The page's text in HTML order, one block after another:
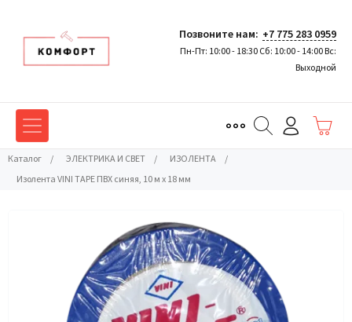
Позвоните нам: +7 775 283 0959
Пн-Пт: 10:00 - 18:30 Сб: 10:00 - 14:00 Вс:
Выходной
Каталог / ЭЛЕКТРИКА И СВЕТ / ИЗОЛЕНТА
/
Изолента VINI TAPE ПВХ синяя, 10 м х 18 мм